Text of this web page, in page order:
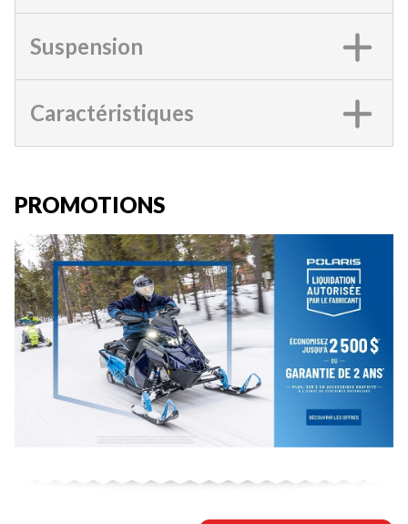
Suspension
Caractéristiques
PROMOTIONS